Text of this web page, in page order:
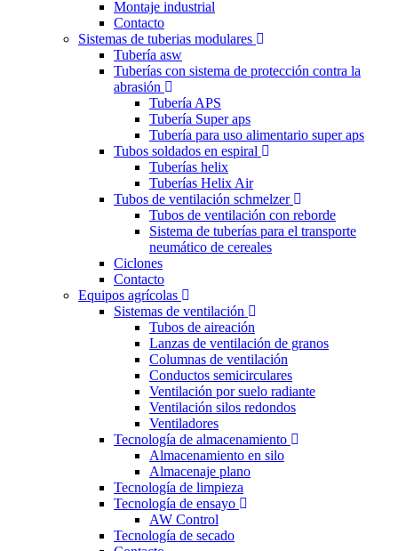
Montaje industrial
Contacto
Sistemas de tuberias modulares
Tubería asw
Tuberías con sistema de protección contra la
abrasión
Tubería APS
Tubería Super aps
Tubería para uso alimentario super aps
Tubos soldados en espiral
Tuberías helix
Tuberías Helix Air
Tubos de ventilación schmelzer
Tubos de ventilación con reborde
Sistema de tuberías para el transporte
neumático de cereales
Ciclones
Contacto
Equipos agrícolas
Sistemas de ventilación
Tubos de aireación
Lanzas de ventilación de granos
Columnas de ventilación
Conductos semicirculares
Ventilación por suelo radiante
Ventilación silos redondos
Ventiladores
Tecnología de almacenamiento
Almacenamiento en silo
Almacenaje plano
Tecnología de limpieza
Tecnología de ensayo
AW Control
Tecnología de secado